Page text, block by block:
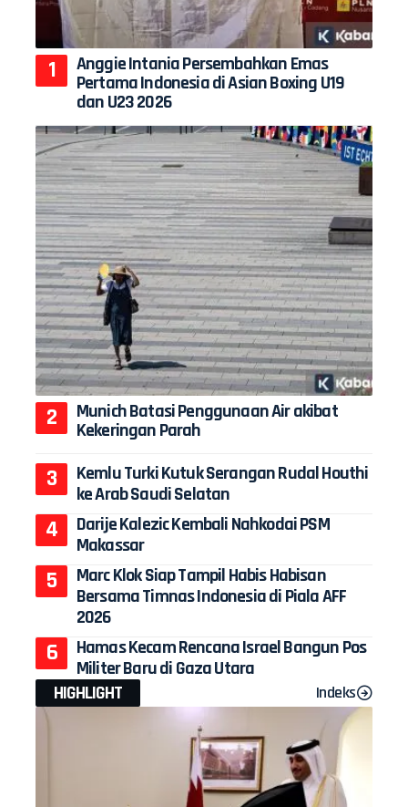
Anggie Intania Persembahkan Emas
Pertama Indonesia di Asian Boxing U19
dan U23 2026
Munich Batasi Penggunaan Air akibat
Kekeringan Parah
Kemlu Turki Kutuk Serangan Rudal Houthi
ke Arab Saudi Selatan
Darije Kalezic Kembali Nahkodai PSM
Makassar
Marc Klok Siap Tampil Habis Habisan
Bersama Timnas Indonesia di Piala AFF
2026
Hamas Kecam Rencana Israel Bangun Pos
Militer Baru di Gaza Utara
HIGHLIGHT
Indeks